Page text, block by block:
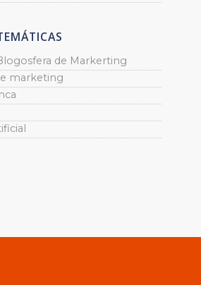
de Markerting
marketing